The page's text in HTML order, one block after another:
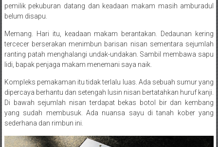
pemilik pekuburan datang dan keadaan makam masih amburadul
belum disapu.
Memang. Hari itu, keadaan makam berantakan. Dedaunan kering
tercecer berserakan menimbun barisan nisan sementara sejumlah
ranting patah menghalangi undak-undakan. Sambil membawa sapu
lidi, bapak penjaga makam menemani saya naik.
Kompleks pemakaman itu tidak terlalu luas. Ada sebuah sumur yang
dipercaya berhantu dan setengah lusin nisan bertatahkan huruf kanji.
Di bawah sejumlah nisan terdapat bekas botol bir dan kembang
yang sudah membusuk. Ada nuansa sayu di tanah kober yang
sederhana dan rimbun ini.